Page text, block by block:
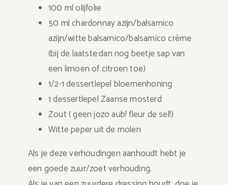
100 ml olijfolie
50 ml chardonnay azijn/balsamico
azijn/witte balsamico/balsamico crème
(bij de laatste:dan nog beetje sap van
een limoen of citroen toe)
1/2-1 dessertlepel bloemenhoning
1 dessertlepel Zaanse mosterd
Zout ( geen jozo aub! fleur de sel!)
Witte peper uit de molen
Als je deze verhoudingen aanhoudt hebt je
een goede zuur/zoet verhouding.